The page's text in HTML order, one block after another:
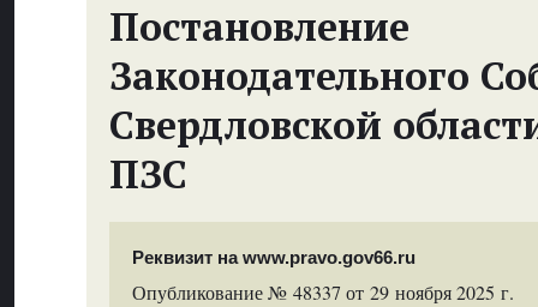
Постановление
Законодательного
Свердловской
ПЗС
Реквизит на www.pravo.gov66.ru
Опубликование № 48337 от 29 ноября 2025 г.